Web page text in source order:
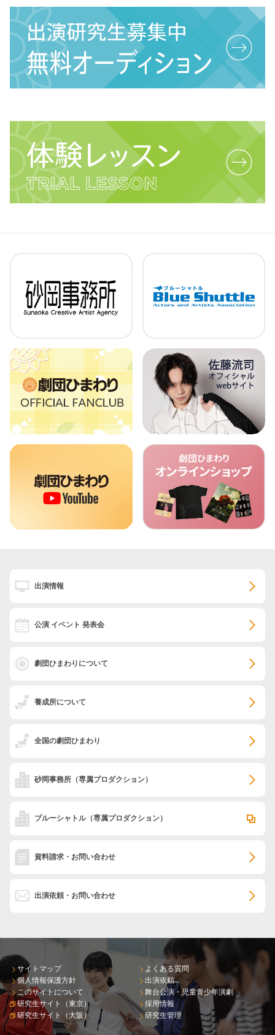
出演情報
公演 イベント 発表会
劇団ひまわりについて
養成所について
全国の劇団ひまわり
砂岡事務所 （専属プロダクション）
ブルーシャトル（専属プロダクション）
資料請求・お問い合わせ
出演依頼・お問い合わせ
サイトマップ
個人情報保護方針
このサイトについて
研究生サイト（東京）
研究生サイト（大阪）
よくある質問
出演依頼
舞台公演・児童青少年演劇
採用情報
研究生管理